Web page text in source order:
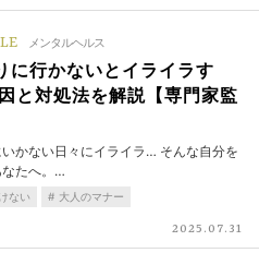
メンタルヘルス
に行かないとイライラす
と対処法を解説【専門家監
かない日々にイライラ… そんな自分を
たへ。…
ない 大人のマナー
2025.07.31